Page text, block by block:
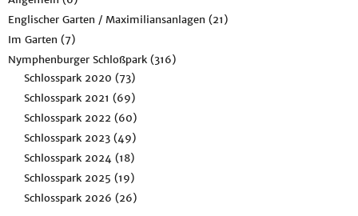
Englischer Garten / Maximiliansanlagen (21)
Im Garten (7)
Nymphenburger Schloßpark (316)
Schlosspark 2020 (73)
Schlosspark 2021 (69)
Schlosspark 2022 (60)
Schlosspark 2023 (49)
Schlosspark 2024 (18)
Schlosspark 2025 (19)
Schlosspark 2026 (26)